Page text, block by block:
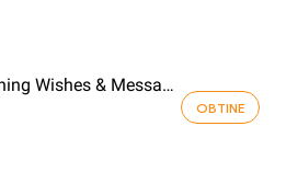
Good Morning Wishes & Messages
OBTINE